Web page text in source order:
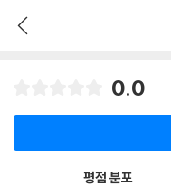
0.0
평점 분포